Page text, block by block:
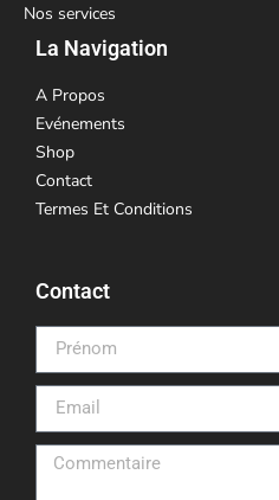
Nos services
La Navigation
A Propos
Evénements
Shop
Contact
Termes Et Conditions
Contact